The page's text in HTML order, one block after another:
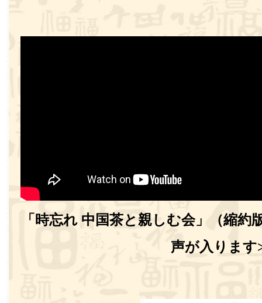
「時忘れ 中国茶と親しむ会」（縮
声が入ります